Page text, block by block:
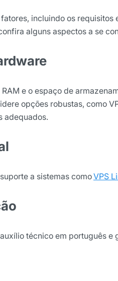
incluindo os
alguns aspectos a se
e o espaço de
opções robustas, como
adequados.
a sistemas comoVPS
técnico em português e